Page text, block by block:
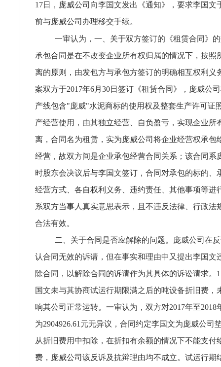
17日，庞威公司向李国文发出《通知》，要求李国文
前与庞威公司办理移交手续。
一审认为，一、关于双方签订的《租赁合同》
承包合同是在不改变企业所有权归属的情况下，按照
离的原则，由发包方与承包方签订的明确相互权利义
案双方于2017年6月30日签订《租赁合同》，庞威公
产线包含"庞威"水泥商标的使用权及整套生产许可证
产经营使用，由其独立经营、自负盈亏，实现企业所
离，合同名为租赁，实为庞威公司将企业经营权承包
经营，故双方间是企业承包经营合同关系；该合同系
时股东会决议后与李国文签订，合同对承包的标的、
经营方式、各自权利义务、违约责任、其他事项等进
系双方当事人真实意思表示，且不违反法律、行政法
合法有效。
二、关于合同是否应解除的问题。庞威公司在
认合同无效的诉请，但在事实和理由中又提出李国文
除合同，以解除合同的诉请作为其具体的诉讼请求。
国文未与其协商试运行期限满之后的吨设备折旧费，
响其公司正常运转。一审认为，双方对2017年至2018
为2904926.61元无异议，合同约定李国文为庞威公司
从折旧费用中扣除，在折扣有余额的情况下不能支付
费，庞威公司该反诉及抗辩理由均不成立。试运行期